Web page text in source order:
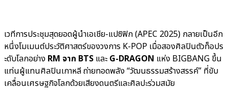
เวทีการประชุมสุดยอดผู้นำเอเชีย-แปซิฟิก (APEC 2025) กลายเป็นอีก
หนึ่งโมเมนต์ประวัติศาสตร์ของวงการ K-POP เมื่อสองศิลปินตัวท็อปร
ะดับโลกอย่าง RM จาก BTS และG-DRAGON แห่ง BIGBANG ขึ้น
แท่นผู้แทนศิลปินเกาหลี ถ่ายทอดพลัง “วัฒนธรรมสร้างสรรค์” ที่ขับ
เคลื่อนเศรษฐกิจโลกด้วยเสียงดนตรีและศิลปะร่วมสมัย